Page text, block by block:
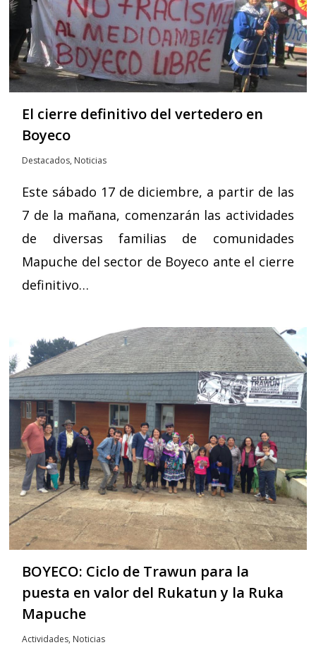
El cierre definitivo del vertedero en
Boyeco
Destacados, Noticias
Este sábado 17 de diciembre, a partir de las
7 de la mañana, comenzarán las actividades
de diversas familias de comunidades
Mapuche del sector de Boyeco ante el cierre
definitivo…
BOYECO: Ciclo de Trawun para la
puesta en valor del Rukatun y la Ruka
Mapuche
Actividades, Noticias